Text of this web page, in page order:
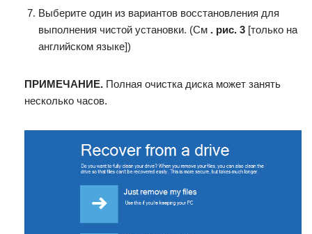
Выберите один из вариантов восстановления для
выполнения чистой установки. (См . рис. 3 [только на
английском языке])
ПРИМЕЧАНИЕ. Полная очистка диска может занять
несколько часов.